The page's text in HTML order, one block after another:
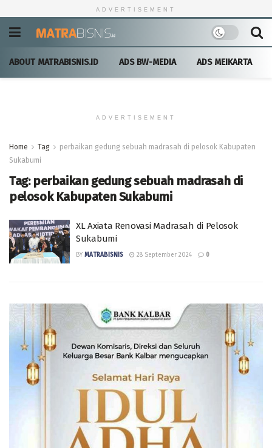
ADVERTISEMENT
ABOUT MATRABISNIS.ID ADS BW-MEDIA ADS MEIKARTA
ADVERTISEMENT
Home Tag
perbaikan gedung sebuah madrasah di pelosok Kabupaten
Sukabumi
Tag: perbaikan gedung sebuah madrasah di
pelosok Kabupaten Sukabumi
XL Axiata Renovasi Madrasah di Pelosok
Sukabumi
BY MATRABISNIS 28 September 2024 0